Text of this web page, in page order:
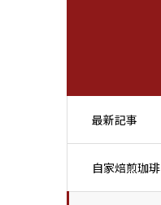
最新記事
自家焙煎珈琲